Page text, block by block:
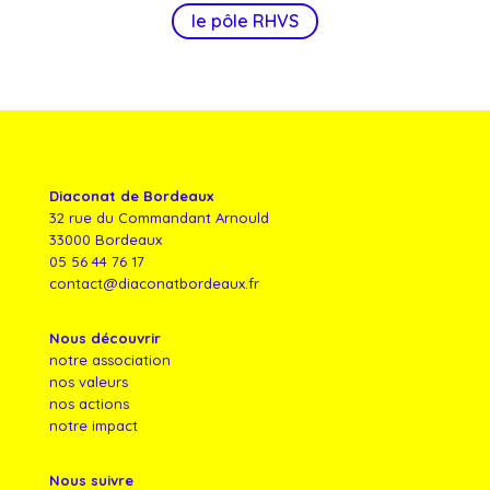
le pôle RHVS
Diaconat de Bordeaux
32 rue du Commandant Arnould
33000 Bordeaux
05 56 44 76 17
contact@diaconatbordeaux.fr
Nous découvrir
notre association
nos valeurs
nos actions
notre impact
Nous suivre